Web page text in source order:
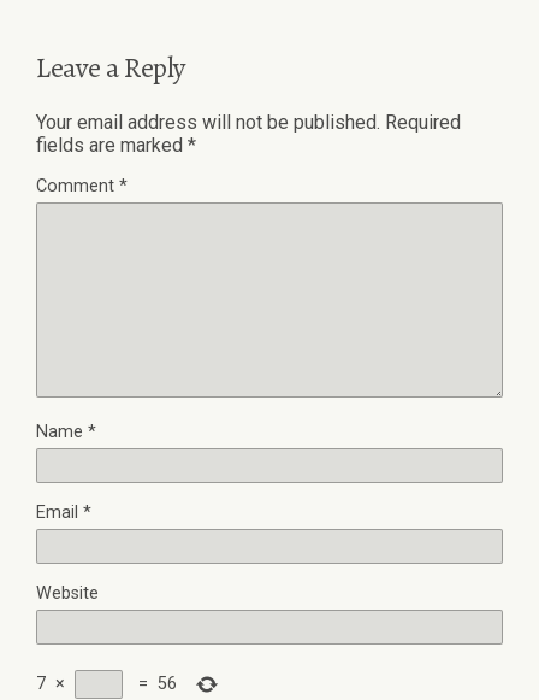
Leave a Reply
Your email address will not be published. Required
fields are marked *
Comment *
Name *
Email *
Website
7 × = 56